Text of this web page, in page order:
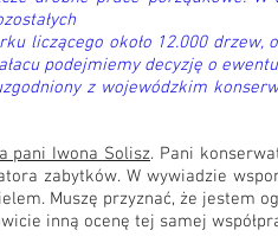
liczącego około 12.000
podejmiemy decyzję o
z wojewódzkim
pani Iwona Solisz. Pani
zabytków. W wywiadzie
Muszę przyznać, że jestem
inną ocenę tej samej